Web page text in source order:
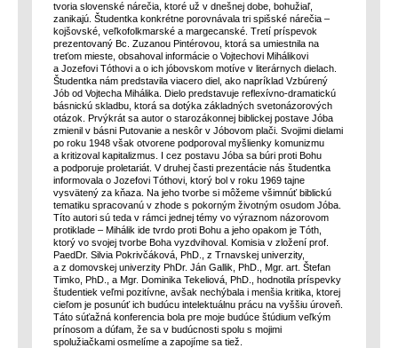
tvoria slovenské nárečia, ktoré už v dnešnej dobe, bohužiaľ,
zanikajú. Študentka konkrétne porovnávala tri spišské nárečia –
kojšovské, veľkofolkmarské a margecanské. Tretí príspevok
prezentovaný Bc. Zuzanou Pintérovou, ktorá sa umiestnila na
treťom mieste, obsahoval informácie o Vojtechovi Mihálikovi
a Jozefovi Tóthovi a o ich jóbovskom motíve v literárnych dielach.
Študentka nám predstavila viacero diel, ako napríklad Vzbúrený
Jób od Vojtecha Mihálika. Dielo predstavuje reflexívno-dramatickú
básnickú skladbu, ktorá sa dotýka základných svetonázorových
otázok. Prvýkrát sa autor o starozákonnej biblickej postave Jóba
zmienil v básni Putovanie a neskôr v Jóbovom plači. Svojimi dielami
po roku 1948 však otvorene podporoval myšlienky komunizmu
a kritizoval kapitalizmus. I cez postavu Jóba sa búri proti Bohu
a podporuje proletariát. V druhej časti prezentácie nás študentka
informovala o Jozefovi Tóthovi, ktorý bol v roku 1969 tajne
vysvätený za kňaza. Na jeho tvorbe si môžeme všimnúť biblickú
tematiku spracovanú v zhode s pokorným životným osudom Jóba.
Títo autori sú teda v rámci jednej témy vo výraznom názorovom
protiklade – Mihálik ide tvrdo proti Bohu a jeho opakom je Tóth,
ktorý vo svojej tvorbe Boha vyzdvihoval. Komisia v zložení prof.
PaedDr. Silvia Pokrivčáková, PhD., z Trnavskej univerzity,
a z domovskej univerzity PhDr. Ján Gallik, PhD., Mgr. art. Štefan
Timko, PhD., a Mgr. Dominika Tekeliová, PhD., hodnotila príspevky
študentiek veľmi pozitívne, avšak nechýbala i menšia kritika, ktorej
cieľom je posunúť ich budúcu intelektuálnu prácu na vyššiu úroveň.
Táto súťažná konferencia bola pre moje budúce štúdium veľkým
prínosom a dúfam, že sa v budúcnosti spolu s mojimi
spolužiačkami osmelíme a zapojíme sa tiež.